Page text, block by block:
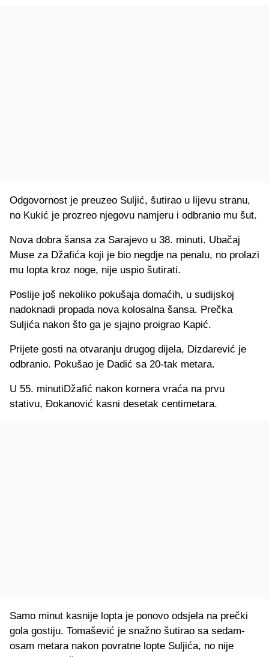
Odgovornost je preuzeo Suljić, šutirao u lijevu stranu,
no Kukić je prozreo njegovu namjeru i odbranio mu šut.
Nova dobra šansa za Sarajevo u 38. minuti. Ubačaj
Muse za Džafića koji je bio negdje na penalu, no prolazi
mu lopta kroz noge, nije uspio šutirati.
Poslije još nekoliko pokušaja domaćih, u sudijskoj
nadoknadi propada nova kolosalna šansa. Prečka
Suljića nakon što ga je sjajno proigrao Kapić.
Prijete gosti na otvaranju drugog dijela, Dizdarević je
odbranio. Pokušao je Dadić sa 20-tak metara.
U 55. minutiDžafić nakon kornera vraća na prvu
stativu, Đokanović kasni desetak centimetara.
Samo minut kasnije lopta je ponovo odsjela na prečki
gola gostiju. Tomašević je snažno šutirao sa sedam-
osam metara nakon povratne lopte Suljića, no nije